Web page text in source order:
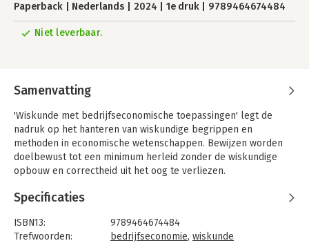
Paperback Nederlands 2024 1e druk 9789464674484
Niet leverbaar.
Samenvatting
'Wiskunde met bedrijfseconomische toepassingen' legt de
nadruk op het hanteren van wiskundige begrippen en
methoden in economische wetenschappen. Bewijzen worden
doelbewust tot een minimum herleid zonder de wiskundige
opbouw en correctheid uit het oog te verliezen.
Voorbeelden illustreren de begrippen en methoden met een
focus op (bedrijfs-)economische toepassingen. Dit boek
verschaft je voldoende wiskundige achtergrondkennis om een
weg te vinden in de gespecialiseerde (bedrijfs-)economische
Specificaties
ISBN13:
9789464674484
Trefwoorden:
bedrijfseconomie, wiskunde